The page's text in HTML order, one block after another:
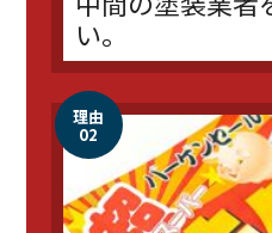
い。
理由
02